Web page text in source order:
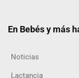
En Bebés y más
Noticias
Lactancia